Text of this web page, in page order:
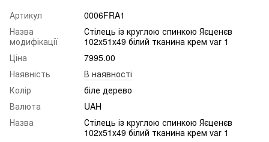
Артикул
0006FRA1
Назва
модифікації
Стілець із круглою спинкою Яєценєв
102х51х49 білий тканина крем var 1
Ціна
7995.00
Наявність
В наявності
Колір
біле дерево
Валюта
UAH
Назва
Стілець із круглою спинкою Яєценєв
102х51х49 білий тканина крем var 1